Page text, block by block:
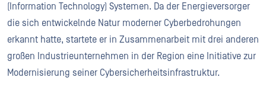
(Information Technology) Systemen. Da der Energieversorger
die sich entwickelnde Natur moderner Cyberbedrohungen
erkannt hatte, startete er in Zusammenarbeit mit drei anderen
großen Industrieunternehmen in der Region eine Initiative zur
Modernisierung seiner Cybersicherheitsinfrastruktur.